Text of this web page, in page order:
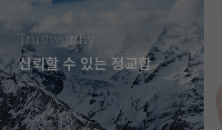
Trustworthy
신뢰할 수 있는 정교함